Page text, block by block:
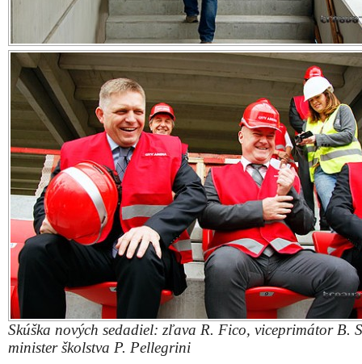
Skúška nových sedadiel: zľava R. Fico, viceprimátor B.
minister školstva P. Pellegrini
Zdieľajte článok:
X Facebook WhatsApp E-mail
ARCHÍVNE ČLÁNKY:
Výstavba City Areny prebieha podľa plánu, mesto apeluje na
účinnosť čistenia ciest
Začína výstavba projektu City-Arena. Základný kameň
premiér Fico
Západnú tribúnu City Areny napokon demontujú a postavia
Projekt pokračuje podľa plánov
Projekt City Areny pokračuje podľa plánu, mesto a investor
Memorandum o spolupráci
Na stavbe City Arény osadili prvý zo 600 pilierov nového
Ulož ako PDF